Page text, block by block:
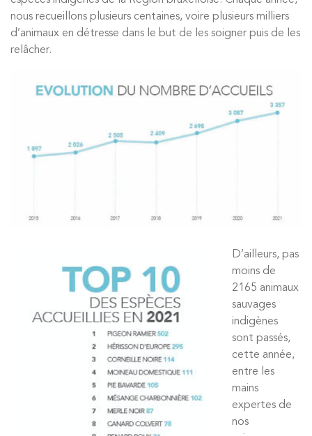
nous recueillons plusieurs centaines, voire plusieurs milliers
d’animaux en détresse dans le but de les soigner puis de les
relâcher.
D’ailleurs, pas
moins de
2165 animaux
sauvages
indigènes
sont passés,
cette année,
entre les
mains
expertes de
nos